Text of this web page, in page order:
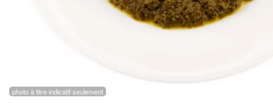
photo à titre indicatif seulement